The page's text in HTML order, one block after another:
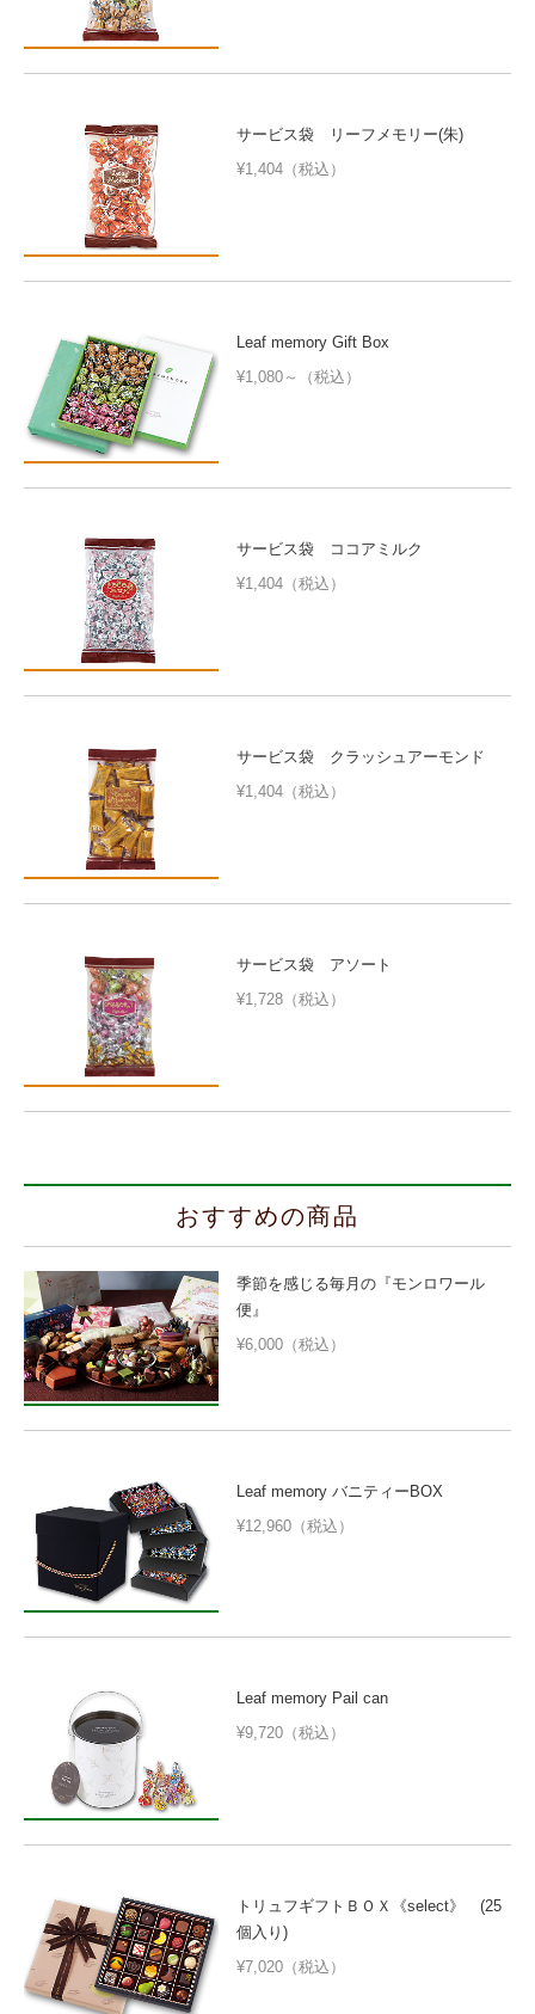
サービス袋 リーフメモリー(朱)
¥1,404（税込）
Leaf memory Gift Box
¥1,080～（税込）
サービス袋 ココアミルク
¥1,404（税込）
サービス袋 クラッシュアーモンド
¥1,404（税込）
サービス袋 アソート
¥1,728（税込）
おすすめの商品
季節を感じる毎月の『モンロワール
便』
¥6,000（税込）
Leaf memory バニティーBOX
¥12,960（税込）
Leaf memory Pail can
¥9,720（税込）
トリュフギフトＢＯＸ《select》 (25
個入り)
¥7,020（税込）